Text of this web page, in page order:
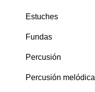
Estuches
Fundas
Percusión
Percusión melódica